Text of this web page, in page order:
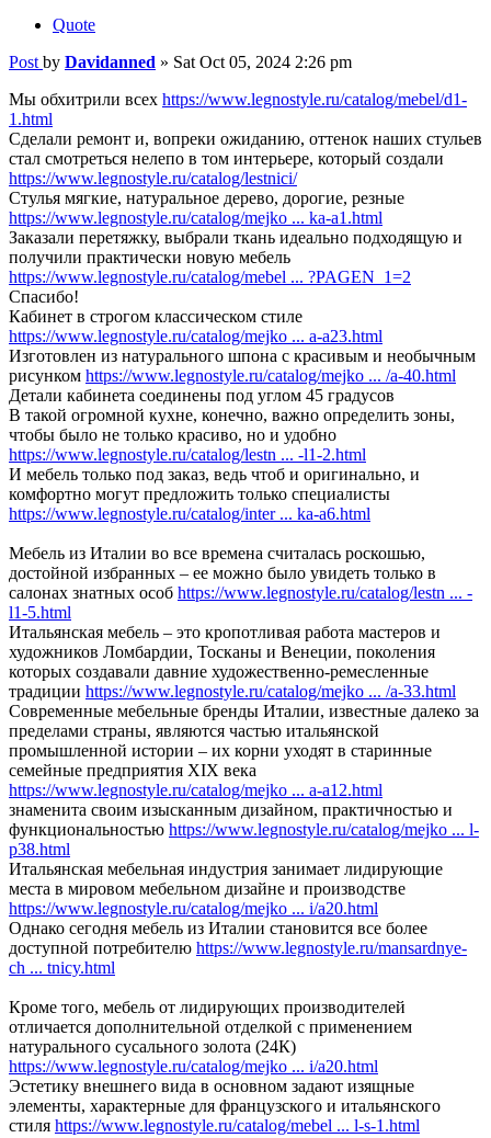
Quote
Post by Davidanned » Sat Oct 05, 2024 2:26 pm
Мы обхитрили всех https://www.legnostyle.ru/catalog/mebel/d1-
1.html
Сделали ремонт и, вопреки ожиданию, оттенок наших стульев
стал смотреться нелепо в том интерьере, который создали
https://www.legnostyle.ru/catalog/lestnici/
Стулья мягкие, натуральное дерево, дорогие, резные
https://www.legnostyle.ru/catalog/mejko ... ka-a1.html
Заказали перетяжку, выбрали ткань идеально подходящую и
получили практически новую мебель
https://www.legnostyle.ru/catalog/mebel ... ?PAGEN_1=2
Спасибо!
Кабинет в строгом классическом стиле
https://www.legnostyle.ru/catalog/mejko ... a-a23.html
Изготовлен из натурального шпона с красивым и необычным
рисунком https://www.legnostyle.ru/catalog/mejko ... /a-40.html
Детали кабинета соединены под углом 45 градусов
В такой огромной кухне, конечно, важно определить зоны,
чтобы было не только красиво, но и удобно
https://www.legnostyle.ru/catalog/lestn ... -l1-2.html
И мебель только под заказ, ведь чтоб и оригинально, и
комфортно могут предложить только специалисты
https://www.legnostyle.ru/catalog/inter ... ka-a6.html
Мебель из Италии во все времена считалась роскошью,
достойной избранных – ее можно было увидеть только в
салонах знатных особ https://www.legnostyle.ru/catalog/lestn ... -
l1-5.html
Итальянская мебель – это кропотливая работа мастеров и
художников Ломбардии, Тосканы и Венеции, поколения
которых создавали давние художественно-ремесленные
традиции https://www.legnostyle.ru/catalog/mejko ... /a-33.html
Современные мебельные бренды Италии, известные далеко за
пределами страны, являются частью итальянской
промышленной истории – их корни уходят в старинные
семейные предприятия ХІХ века
https://www.legnostyle.ru/catalog/mejko ... a-a12.html
знаменита своим изысканным дизайном, практичностью и
функциональностью https://www.legnostyle.ru/catalog/mejko ... l-
p38.html
Итальянская мебельная индустрия занимает лидирующие
места в мировом мебельном дизайне и производстве
https://www.legnostyle.ru/catalog/mejko ... i/a20.html
Однако сегодня мебель из Италии становится все более
доступной потребителю https://www.legnostyle.ru/mansardnye-
ch ... tnicy.html
Кроме того, мебель от лидирующих производителей
отличается дополнительной отделкой с применением
натурального сусального золота (24К)
https://www.legnostyle.ru/catalog/mejko ... i/a20.html
Эстетику внешнего вида в основном задают изящные
элементы, характерные для французского и итальянского
стиля https://www.legnostyle.ru/catalog/mebel ... l-s-1.html